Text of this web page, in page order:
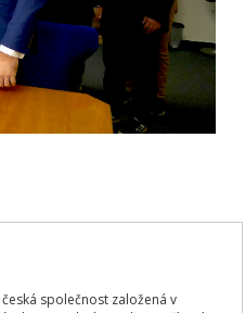
společnost založená v